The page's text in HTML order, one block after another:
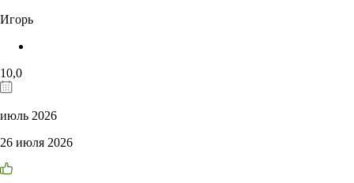
Игорь
10,0
июль 2026
26 июля 2026